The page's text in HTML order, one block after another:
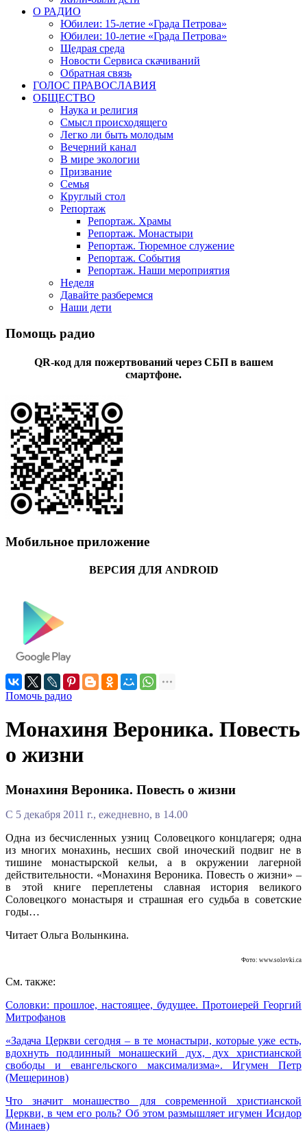
О РАДИО
Юбилеи: 15-летие «Града Петрова»
Юбилеи: 10-летие «Града Петрова»
Щедрая среда
Новости Сервиса скачиваний
Обратная связь
ГОЛОС ПРАВОСЛАВИЯ
ОБЩЕСТВО
Наука и религия
Смысл происходящего
Легко ли быть молодым
Вечерний канал
В мире экологии
Призвание
Семья
Круглый стол
Репортаж
Репортаж. Храмы
Репортаж. Монастыри
Репортаж. Тюремное служение
Репортаж. События
Репортаж. Наши мероприятия
Неделя
Давайте разберемся
Наши дети
Помощь радио
QR-код для пожертвований через СБП в вашем
смартфоне.
Мобильное приложение
ВЕРСИЯ ДЛЯ ANDROID
Помочь радио
Монахиня Вероника. Повесть
о жизни
Монахиня Вероника. Повесть о жизни
С 5 декабря 2011 г., ежедневно, в 14.00
Одна из бесчисленных узниц Соловецкого концлагеря; одна
из многих монахинь, несших свой иноческий подвиг не в
тишине монастырской кельи, а в окружении лагерной
действительности. «Монахиня Вероника. Повесть о жизни» –
в этой книге переплетены славная история великого
Соловецкого монастыря и страшная его судьба в советские
годы…
Читает Ольга Волынкина.
Фото: www.solovki.ca
См. также:
Соловки: прошлое, настоящее, будущее. Протоиерей Георгий
Митрофанов
«Задача Церкви сегодня – в те монастыри, которые уже есть,
вдохнуть подлинный монашеский дух, дух христианской
свободы и евангельского максимализма». Игумен Петр
(Мещеринов)
Что значит монашество для современной христианской
Церкви, в чем его роль? Об этом размышляет игумен Исидор
(Минаев)